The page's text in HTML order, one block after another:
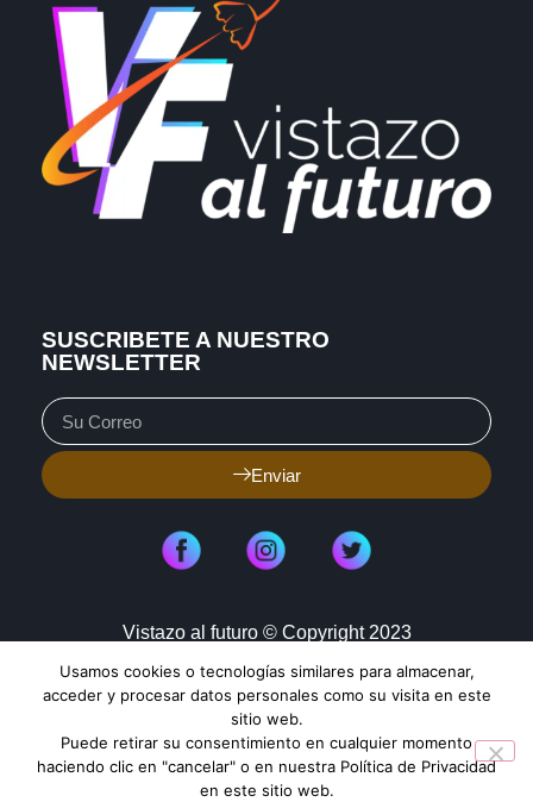
SUSCRIBETE A NUESTRO
NEWSLETTER
Enviar
Vistazo al futuro © Copyright 2023
Aviso de Privacidad
Política de Cookies
Mapa de Sitio
Usamos cookies o tecnologías similares para almacenar,
acceder y procesar datos personales como su visita en este
sitio web.
Puede retirar su consentimiento en cualquier momento
haciendo clic en "cancelar" o en nuestra Política de Privacidad
en este sitio web.